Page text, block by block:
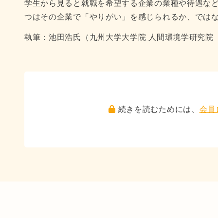
学生から見ると就職を希望する企業の業種や待遇な
つはその企業で「やりがい」を感じられるか、では
執筆：池田浩氏（九州大学大学院 人間環境学研究
続きを読むためには、 会員